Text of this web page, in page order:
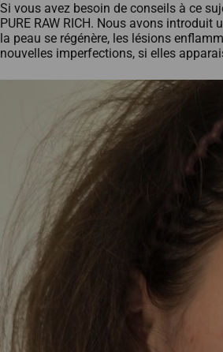
Si vous avez besoin de conseils à ce
PURE RAW RICH. Nous avons introduit
la peau se régénère, les lésions
nouvelles imperfections, si elles